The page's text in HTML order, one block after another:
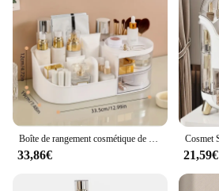
Boîte de rangement cosmétique de grande capacité, outil de maquillage multifonctionnel transparent MEL-IQUE Table, produits de soins de la peau
33,86€ 21,59€